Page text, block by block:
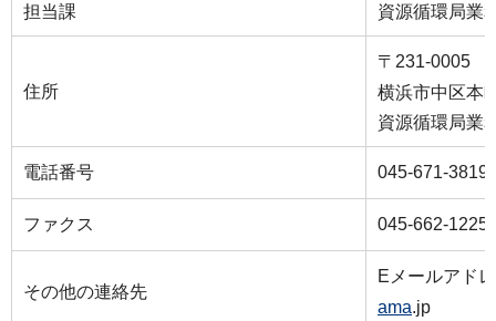
担当課 資源循環局業
住所
〒231-0005
横浜市中区本
資源循環局業
電話番号 045-671-3819
ファクス 045-662-1225
その他の連絡先
Eメールアド
ama.jp